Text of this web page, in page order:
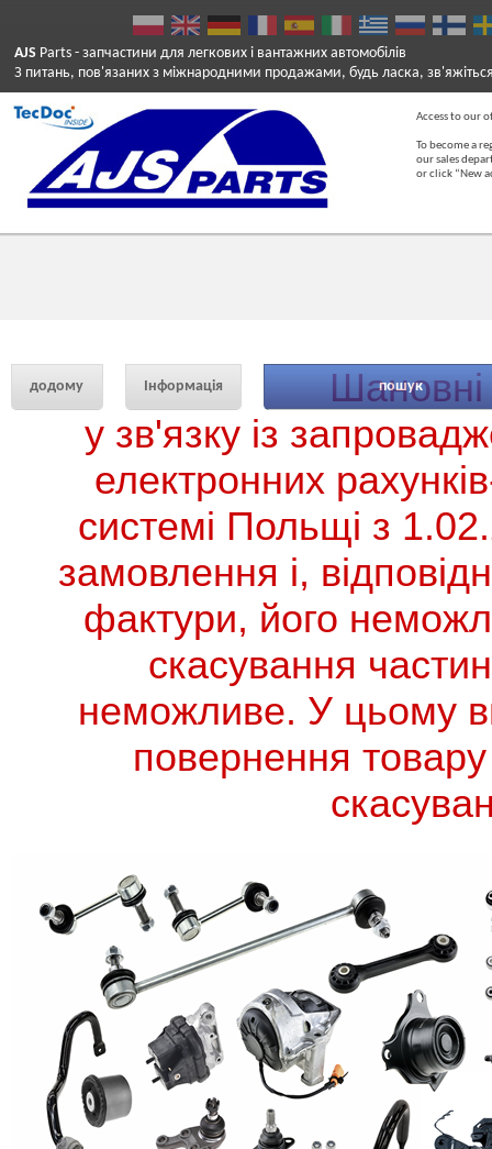
AJS Parts - запчастини для легкових і вантажних автомобілів
З питань, пов'язаних з міжнародними продажами, будь ласка,
Access to our
To become a
our sales
or click “New
додому Інформація пошук
Шановні
у зв'язку із
електронних
системі Польщі з
замовлення і,
фактури, його
скасування
неможливе. У цьому
повернення